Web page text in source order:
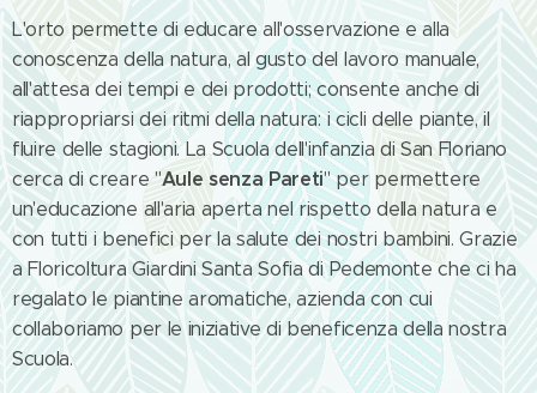
L'orto permette di educare all'osservazione e alla
conoscenza della natura, al gusto del lavoro manuale,
all'attesa dei tempi e dei prodotti; consente anche di
riappropriarsi dei ritmi della natura: i cicli delle piante, il
fluire delle stagioni. La Scuola dell'infanzia di San Floriano
cerca di creare "Aule senza Pareti" per permettere
un'educazione all'aria aperta nel rispetto della natura e
con tutti i benefici per la salute dei nostri bambini. Grazie
a Floricoltura Giardini Santa Sofia di Pedemonte che ci ha
regalato le piantine aromatiche, azienda con cui
collaboriamo per le iniziative di beneficenza della nostra
Scuola.